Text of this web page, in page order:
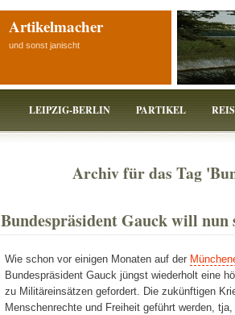
Artikelmacher
und sonst janischt
LEIPZIG-BERLIN PARTIKEL
Archiv für das Tag
Bundespräsident Gauck will
Wie schon vor einigen Monaten auf der
Bundespräsident Gauck jüngst wiederholt eine
zu Militäreinsätzen gefordert. Die zukünftigen
Menschenrechte und Freiheit geführt werden,